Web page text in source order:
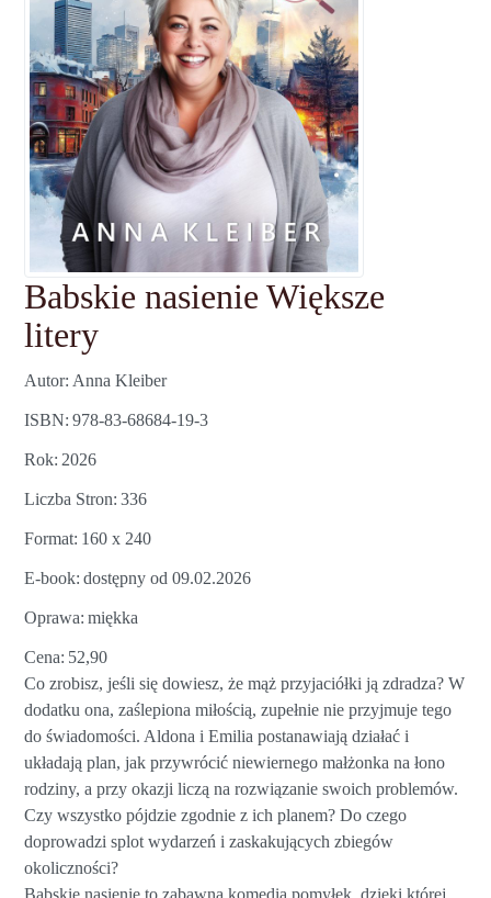
Babskie nasienie Większe
litery
Autor Anna Kleiber
ISBN 978-83-68684-19-3
Rok 2026
Liczba Stron 336
Format 160 x 240
E-book dostępny od 09.02.2026
Oprawa miękka
Cena 52,90
Co zrobisz, jeśli się dowiesz, że mąż przyjaciółki ją zdradza? W
dodatku ona, zaślepiona miłością, zupełnie nie przyjmuje tego
do świadomości. Aldona i Emilia postanawiają działać i
układają plan, jak przywrócić niewiernego małżonka na łono
rodziny, a przy okazji liczą na rozwiązanie swoich problemów.
Czy wszystko pójdzie zgodnie z ich planem? Do czego
doprowadzi splot wydarzeń i zaskakujących zbiegów
okoliczności?